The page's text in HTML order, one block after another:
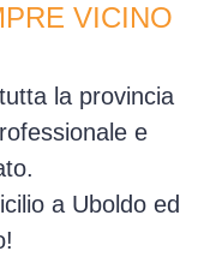
VICINO
la provincia
e
a Uboldo ed